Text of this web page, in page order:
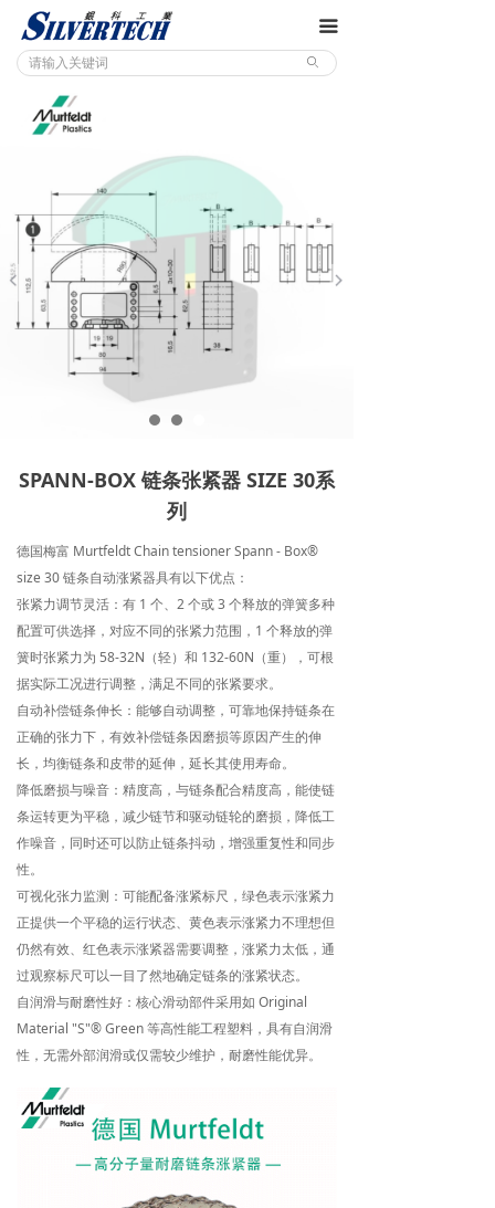
끀
ꄙ
SPANN-BOX 链条张紧器 SIZE 30系
列
德国梅富 Murtfeldt Chain tensioner Spann - Box®
size 30 链条自动涨紧器具有以下优点：
张紧力调节灵活：有 1 个、2 个或 3 个释放的弹簧多种
配置可供选择，对应不同的张紧力范围，1 个释放的弹
簧时张紧力为 58-32N（轻）和 132-60N（重），可根
据实际工况进行调整，满足不同的张紧要求。
自动补偿链条伸长：能够自动调整，可靠地保持链条在
正确的张力下，有效补偿链条因磨损等原因产生的伸
长，均衡链条和皮带的延伸，延长其使用寿命。
降低磨损与噪音：精度高，与链条配合精度高，能使链
条运转更为平稳，减少链节和驱动链轮的磨损，降低工
作噪音，同时还可以防止链条抖动，增强重复性和同步
性。
可视化张力监测：可能配备涨紧标尺，绿色表示涨紧力
正提供一个平稳的运行状态、黄色表示涨紧力不理想但
仍然有效、红色表示涨紧器需要调整，涨紧力太低，通
过观察标尺可以一目了然地确定链条的涨紧状态。
自润滑与耐磨性好：核心滑动部件采用如 Original
Material "S"® Green 等高性能工程塑料，具有自润滑
性，无需外部润滑或仅需较少维护，耐磨性能优异。